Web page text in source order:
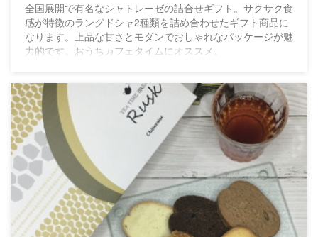
全国展開で有名なシャトレーゼの詰合せギフト。サクサク食
感が特徴のラングドシャ2種類を詰め合わせたギフト商品に
なります。上品な甘さとモダンでおしゃれなパッケージが魅
力的です。おうちカフェタイムにオススメ。